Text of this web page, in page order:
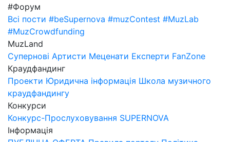
#Форум
Всі пости #beSupernova #muzContest #MuzLab
#MuzCrowdfunding
MuzLand
Супернові Артисти Меценати Експерти FanZone
Краудфандинг
Проекти Юридична інформація Школа музичного
краудфандингу
Конкурси
Конкурс-Прослуховування SUPERNOVA
Інформація